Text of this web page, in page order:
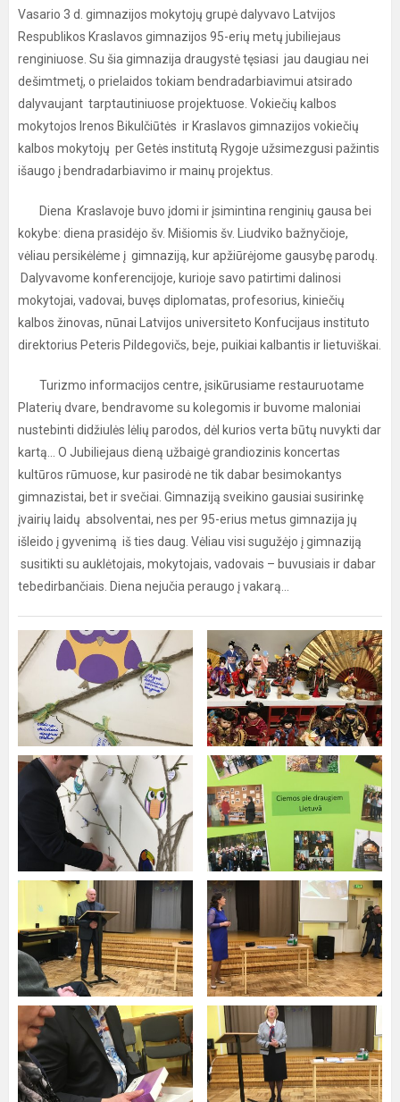
Vasario 3 d. gimnazijos mokytojų grupė dalyvavo Latvijos
Respublikos Kraslavos gimnazijos 95-erių metų jubiliejaus
renginiuose. Su šia gimnazija draugystė tęsiasi jau daugiau nei
dešimtmetį, o prielaidos tokiam bendradarbiavimui atsirado
dalyvaujant tarptautiniuose projektuose. Vokiečių kalbos
mokytojos Irenos Bikulčiūtės ir Kraslavos gimnazijos vokiečių
kalbos mokytojų per Getės institutą Rygoje užsimezgusi pažintis
išaugo į bendradarbiavimo ir mainų projektus.
Diena Kraslavoje buvo įdomi ir įsimintina renginių gausa bei
kokybe: diena prasidėjo šv. Mišiomis šv. Liudviko bažnyčioje,
vėliau persikėlėme į gimnaziją, kur apžiūrėjome gausybę parodų.
Dalyvavome konferencijoje, kurioje savo patirtimi dalinosi
mokytojai, vadovai, buvęs diplomatas, profesorius, kiniečių
kalbos žinovas, nūnai Latvijos universiteto Konfucijaus instituto
direktorius Peteris Pildegovičs, beje, puikiai kalbantis ir lietuviškai.
Turizmo informacijos centre, įsikūrusiame restauruotame
Platerių dvare, bendravome su kolegomis ir buvome maloniai
nustebinti didžiulės lėlių parodos, dėl kurios verta būtų nuvykti dar
kartą... O Jubiliejaus dieną užbaigė grandiozinis koncertas
kultūros rūmuose, kur pasirodė ne tik dabar besimokantys
gimnazistai, bet ir svečiai. Gimnaziją sveikino gausiai susirinkę
įvairių laidų absolventai, nes per 95-erius metus gimnazija jų
išleido į gyvenimą iš ties daug. Vėliau visi sugužėjo į gimnaziją
susitikti su auklėtojais, mokytojais, vadovais – buvusiais ir dabar
tebedirbančiais. Diena nejučia peraugo į vakarą...